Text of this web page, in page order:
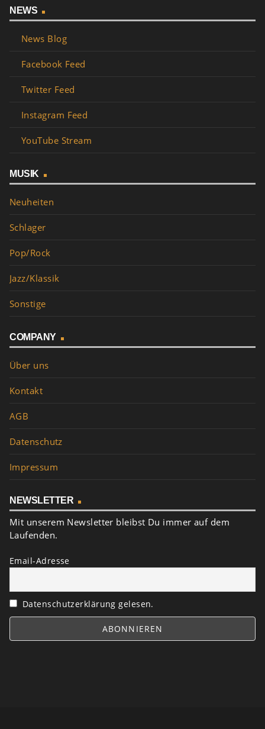
NEWS
News Blog
Facebook Feed
Twitter Feed
Instagram Feed
YouTube Stream
MUSIK
Neuheiten
Schlager
Pop/Rock
Jazz/Klassik
Sonstige
COMPANY
Über uns
Kontakt
AGB
Datenschutz
Impressum
NEWSLETTER
Mit unserem Newsletter bleibst Du immer auf dem
Laufenden.
Email-Adresse
Datenschutzerklärung gelesen.